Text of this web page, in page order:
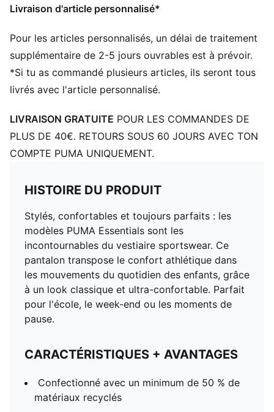
Poches : Poche latérale
enfants et les ados, de 8 à 16 ans
Livraison d'article personnalisé*
Pour les articles personnalisés, un délai de traitement
supplémentaire de 2-5 jours ouvrables est à prévoir.
*Si tu as commandé plusieurs articles, ils seront tous
livrés avec l'article personnalisé.
LIVRAISON GRATUITE POUR LES COMMANDES DE
PLUS DE 40€. RETOURS SOUS 60 JOURS AVEC TON
COMPTE PUMA UNIQUEMENT.
HISTOIRE DU PRODUIT
Stylés, confortables et toujours parfaits : les
modèles PUMA Essentials sont les
incontournables du vestiaire sportswear. Ce
pantalon transpose le confort athlétique dans
les mouvements du quotidien des enfants, grâce
à un look classique et ultra-confortable. Parfait
pour l'école, le week-end ou les moments de
pause.
CARACTÉRISTIQUES + AVANTAGES
Confectionné avec un minimum de 50 % de
matériaux recyclés